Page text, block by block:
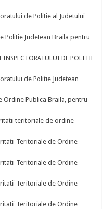
de Politie al Judetului
Politie Judetean Braila pentru
DE POLITIE
de Politie Judetean
Ordine Publica Braila, pentru
teritoriale de ordine
Teritoriale de Ordine
Teritoriale de Ordine
Teritoriale de Ordine
Teritoriale de Ordine